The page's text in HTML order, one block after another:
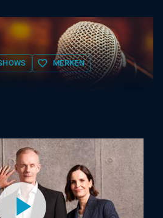
favorite_border MERKEN